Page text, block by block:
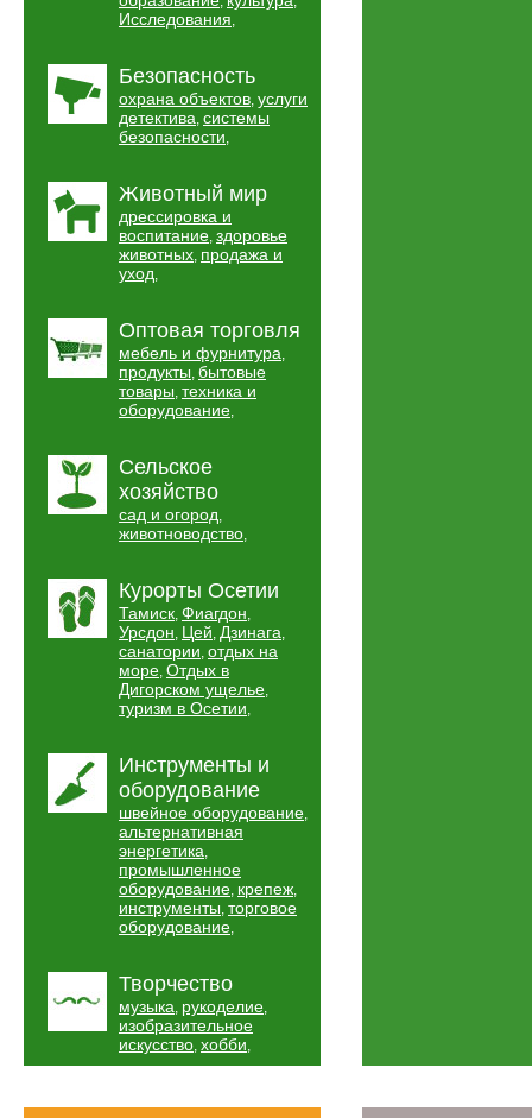
Исследования,
Безопасность
охрана объектов, услуги
детектива, системы
безопасности,
Животный мир
дрессировка и
воспитание, здоровье
животных, продажа и
уход,
Оптовая торговля
мебель и фурнитура,
продукты, бытовые
товары, техника и
оборудование,
Сельское
хозяйство
сад и огород,
животноводство,
Курорты Осетии
Тамиск, Фиагдон,
Урсдон, Цей, Дзинага,
санатории, отдых на
море, Отдых в
Дигорском ущелье,
туризм в Осетии,
Инструменты и
оборудование
швейное оборудование,
альтернативная
энергетика,
промышленное
оборудование, крепеж,
инструменты, торговое
оборудование,
Творчество
музыка, рукоделие,
изобразительное
искусство, хобби,